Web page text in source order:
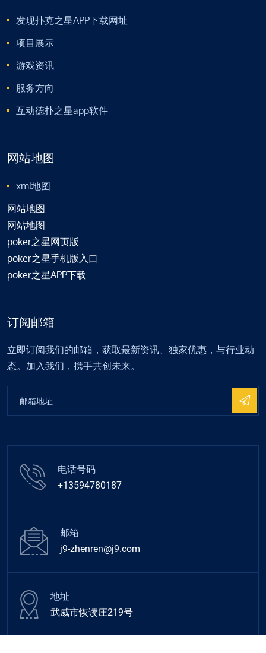
发现扑克之星APP下载网址
项目展示
游戏资讯
服务方向
互动德扑之星app软件
网站地图
xml地图
网站地图
网站地图
poker之星网页版
poker之星手机版入口
poker之星APP下载
订阅邮箱
立即订阅我们的邮箱，获取最新资讯、独家优惠，与行业动
态。加入我们，携手共创未来。
电话号码
+13594780187
邮箱
j9-zhenren@j9.com
地址
武威市恢读庄219号